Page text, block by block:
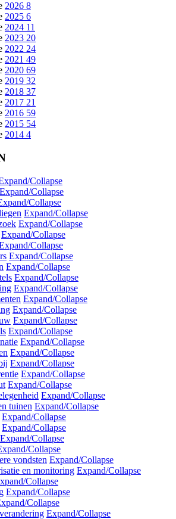
2026 8
2025 6
2024 11
2023 20
2022 24
2021 49
2020 69
2019 32
2018 37
2017 21
2016 59
2015 54
2014 4
Collapse
Expand/Collapse
Collapse
Expand/Collapse
Expand/Collapse
Expand/Collapse
Collapse
Expand/Collapse
Expand/Collapse
Expand/Collapse
Expand/Collapse
Expand/Collapse
Expand/Collapse
Expand/Collapse
Expand/Collapse
Expand/Collapse
Expand/Collapse
Expand/Collapse
Expand/Collapse
Expand/Collapse
Expand/Collapse
tuinen Expand/Collapse
Expand/Collapse
Expand/Collapse
Expand/Collapse
Collapse
vondsten Expand/Collapse
en monitoring Expand/Collapse
Collapse
Expand/Collapse
Collapse
Expand/Collapse